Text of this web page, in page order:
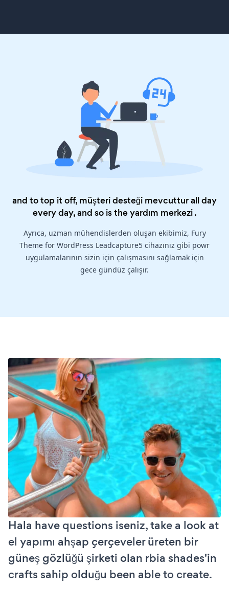
and to top it off, müşteri desteği mevcuttur all day
every day, and so is theyardım merkezi.
Ayrıca, uzman mühendislerden oluşan ekibimiz, Fury
Theme for WordPress Leadcapture5 cihazınız gibi powr
uygulamalarının sizin için çalışmasını sağlamak için
gece gündüz çalışır.
Hala have questions iseniz, take a look at
el yapımı ahşap çerçeveler üreten bir
güneş gözlüğü şirketi olan rbia shades'in
crafts sahip olduğu been able to create.